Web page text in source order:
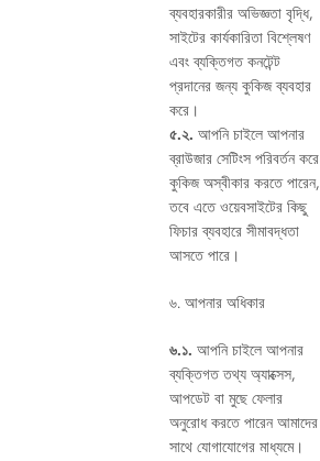
ব্যবহারকারীর অভিজ্ঞতা বৃদ্ধি,
সাইটের কার্যকারিতা বিশ্লেষণ
এবং ব্যক্তিগত কনটেন্ট
প্রদানের জন্য কুকিজ ব্যবহার
করে।
৫.২. আপনি চাইলে আপনার
ব্রাউজার সেটিংস পরিবর্তন করে
কুকিজ অস্বীকার করতে পারেন,
তবে এতে ওয়েবসাইটের কিছু
ফিচার ব্যবহারে সীমাবদ্ধতা
আসতে পারে।
৬. আপনার অধিকার
৬.১. আপনি চাইলে আপনার
ব্যক্তিগত তথ্য অ্যাক্সেস,
আপডেট বা মুছে ফেলার
অনুরোধ করতে পারেন আমাদের
সাথে যোগাযোগের মাধ্যমে।